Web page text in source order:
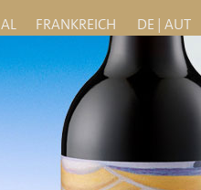
FRANKREICH DE | AUT